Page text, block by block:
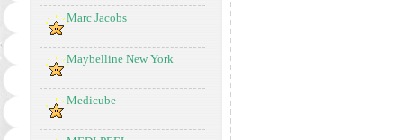
Marc Jacobs
Maybelline New York
Medicube